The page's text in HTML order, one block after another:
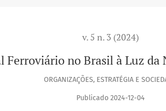
v. 5 n. 3 (2024)
Ferroviário no Brasil à Luz
ORGANIZAÇÕES, ESTRATÉGIA E
Publicado 2024-12-04